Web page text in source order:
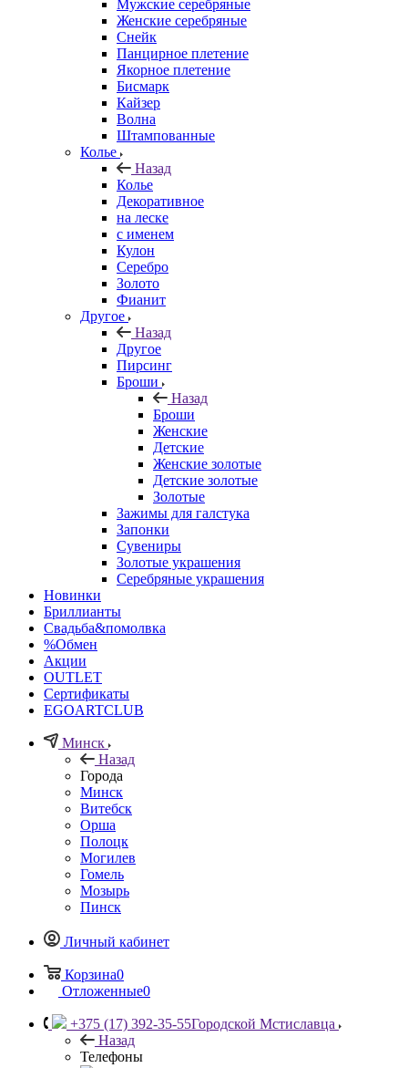
Мужские серебряные
Женские серебряные
Снейк
Панцирное плетение
Якорное плетение
Бисмарк
Кайзер
Волна
Штампованные
Колье
Назад
Колье
Декоративное
на леске
с именем
Кулон
Серебро
Золото
Фианит
Другое
Назад
Другое
Пирсинг
Броши
Назад
Броши
Женские
Детские
Женские золотые
Детские золотые
Золотые
Зажимы для галстука
Запонки
Сувениры
Золотые украшения
Серебряные украшения
Новинки
Бриллианты
Свадьба&помолвка
%Обмен
Акции
OUTLET
Сертификаты
EGOARTCLUB
Минск
Назад
Города
Минск
Витебск
Орша
Полоцк
Могилев
Гомель
Мозырь
Пинск
Личный кабинет
Корзина0
Отложенные0
+375 (17) 392-35-55Городской Мстиславца
Назад
Телефоны